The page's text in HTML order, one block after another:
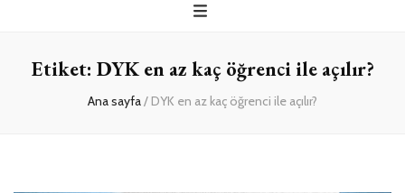
ve Travel – Tur
Rehberi
Etiket: DYK en az kaç öğrenci ile açılır?
Ana sayfa/ DYK en az kaç öğrenci ile açılır?